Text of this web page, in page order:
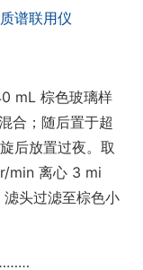
谱联用仪
mL 棕色玻璃样
合；随后置于超
后放置过夜。取
min 离心 3 mi
头过滤至棕色小